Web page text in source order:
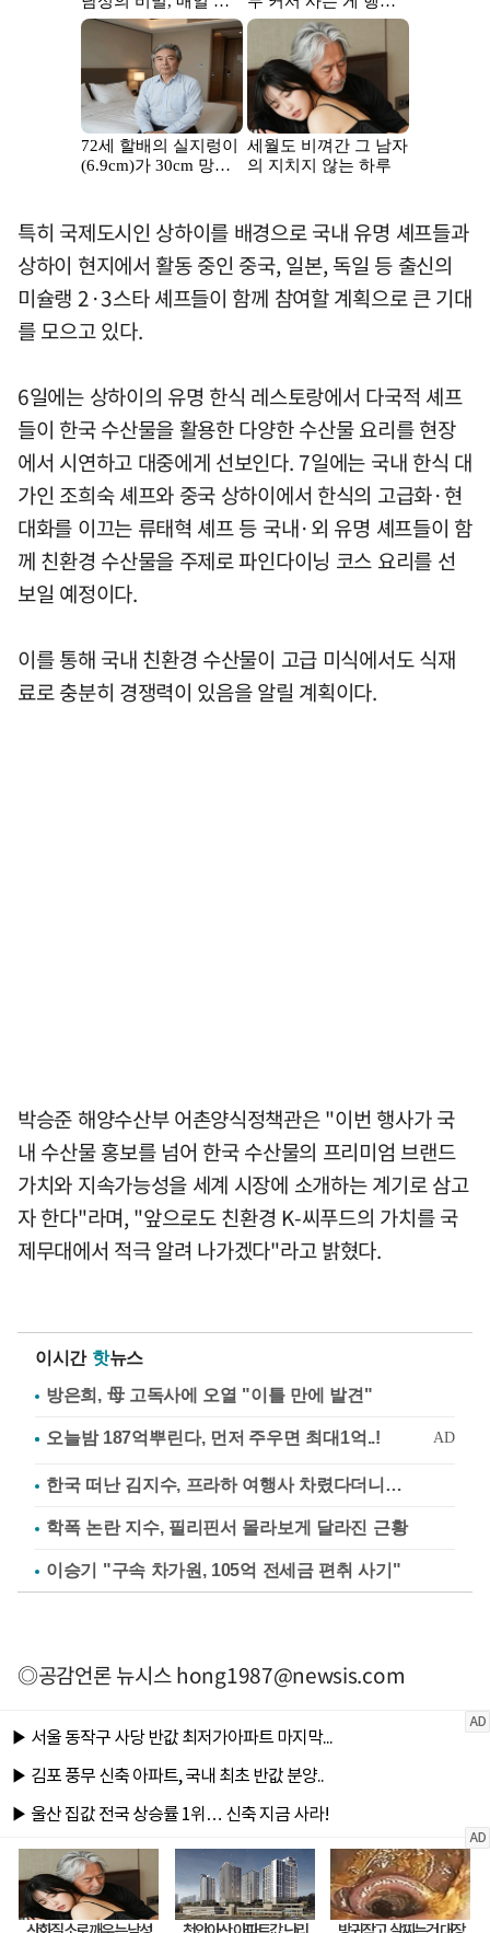
특히 국제도시인 상하이를 배경으로 국내 유명 셰프들과
상하이 현지에서 활동 중인 중국, 일본, 독일 등 출신의
미슐랭 2·3스타 셰프들이 함께 참여할 계획으로 큰 기대
를 모으고 있다.
6일에는 상하이의 유명 한식 레스토랑에서 다국적 셰프
들이 한국 수산물을 활용한 다양한 수산물 요리를 현장
에서 시연하고 대중에게 선보인다. 7일에는 국내 한식 대
가인 조희숙 셰프와 중국 상하이에서 한식의 고급화·현
대화를 이끄는 류태혁 셰프 등 국내·외 유명 셰프들이 함
께 친환경 수산물을 주제로 파인다이닝 코스 요리를 선
보일 예정이다.
이를 통해 국내 친환경 수산물이 고급 미식에서도 식재
료로 충분히 경쟁력이 있음을 알릴 계획이다.
박승준 해양수산부 어촌양식정책관은 "이번 행사가 국
내 수산물 홍보를 넘어 한국 수산물의 프리미엄 브랜드
가치와 지속가능성을 세계 시장에 소개하는 계기로 삼고
자 한다"라며, "앞으로도 친환경 K-씨푸드의 가치를 국
제무대에서 적극 알려 나가겠다"라고 밝혔다.
이시간 핫뉴스
방은희, 母 고독사에 오열 "이틀 만에 발견"
한국 떠난 김지수, 프라하 여행사 차렸다더니…
학폭 논란 지수, 필리핀서 몰라보게 달라진 근황
이승기 "구속 차가원, 105억 전세금 편취 사기"
◎공감언론 뉴시스hong1987@newsis.com